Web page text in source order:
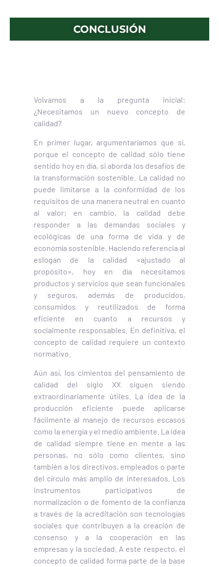
CONCLUSIÓN
Volvamos a la pregunta inicial:
¿Necesitamos un nuevo concepto de
calidad?
En primer lugar, argumentaríamos que sí,
porque el concepto de calidad sólo tiene
sentido hoy en día, si aborda los desafíos de
la transformación sostenible. La calidad no
puede limitarse a la conformidad de los
requisitos de una manera neutral en cuanto
al valor; en cambio, la calidad debe
responder a las demandas sociales y
ecológicas de una forma de vida y de
economía sostenible. Haciendo referencia al
eslogan de la calidad «ajustado al
propósito», hoy en día necesitamos
productos y servicios que sean funcionales
y seguros, además de producidos,
consumidos y reutilizados de forma
eficiente en cuanto a recursos y
socialmente responsables. En definitiva, el
concepto de calidad requiere un contexto
normativo.
Aún así, los cimientos del pensamiento de
calidad del siglo XX siguen siendo
extraordinariamente útiles. La idea de la
producción eficiente puede aplicarse
fácilmente al manejo de recursos escasos
como la energía y el medio ambiente. La idea
de calidad siempre tiene en mente a las
personas, no sólo como clientes, sino
también a los directivos, empleados o parte
del círculo más amplio de interesados. Los
instrumentos participativos de
normalización o de fomento de la confianza
a través de la acreditación son tecnologías
sociales que contribuyen a la creación de
consenso y a la cooperación en las
empresas y la sociedad. A este respecto, el
concepto de calidad forma parte de la base